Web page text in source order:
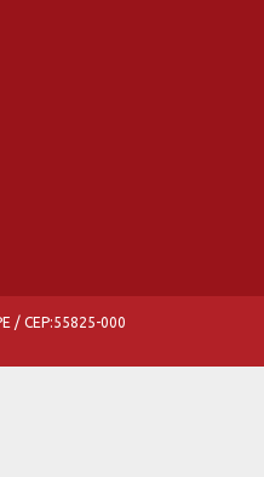
/ CEP:55825-000